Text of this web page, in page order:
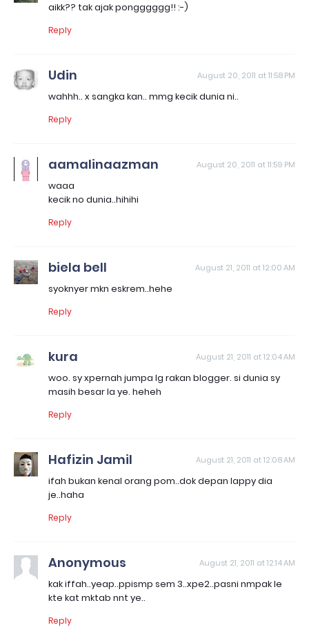
aikk?? tak ajak pongggggg!! :-)
Reply
Udin August 20, 2011 at 11:58 PM
wahhh.. x sangka kan.. mmg kecik dunia ni..
Reply
aamalinaazman August 20, 2011 at 11:59 PM
waaa
kecik no dunia..hihihi
Reply
biela bell August 21, 2011 at 12:00 AM
syoknyer mkn eskrem..hehe
Reply
kura August 21, 2011 at 12:04 AM
woo. sy xpernah jumpa lg rakan blogger. si dunia sy
masih besar la ye. heheh
Reply
Hafizin Jamil August 21, 2011 at 12:08 AM
ifah bukan kenal orang pom..dok depan lappy dia
je..haha
Reply
Anonymous August 21, 2011 at 12:14 AM
kak iffah..yeap..ppismp sem 3..xpe2..pasni nmpak le
kte kat mktab nnt ye..
Reply